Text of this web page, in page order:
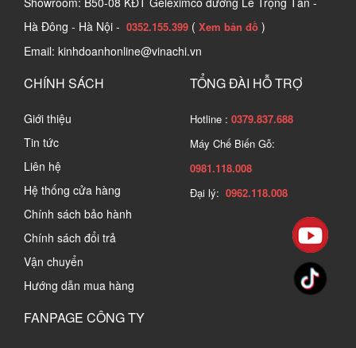
2. Công dụng và tính năng của Trục bào gỗ
2.1 Công dụng
Trục bào gỗ là một bộ phận quan trọng của máy bào gỗ,
có chức năng bào, cắt, phay, tạo hình các bề mặt gỗ
theo yêu cầu.
Giúp tăng năng suất và chất lượng sản phẩm gỗ, giảm
thời gian và công sức lao động.
Hà Đông - Hà Nội - 0352.155.399 ( Xem bản đồ )
Email: kinhdoanhonline@vinachi.vn
CHÍNH SÁCH
Giới thiệu
Tin tức
Liên hệ
Hệ thống cửa hàng
Chính sách bảo hành
Chính sách đổi trả
Vận chuyển
Hướng dẫn mua hàng
TỔNG ĐÀI HỖ TRỢ
Hotline : 0379.837.688
Máy Chế Biến Gỗ:
0981.118.008
Đại lý: 0962.118.008
FANPAGE CÔNG TY